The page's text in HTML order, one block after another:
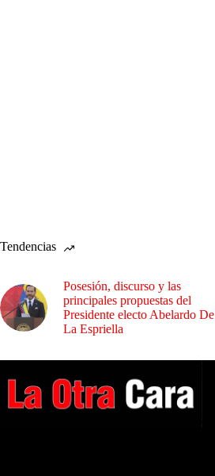
Tendencias
Posesión, discurso y las
principales propuestas del
Presidente electo Abelardo De
La Espriella